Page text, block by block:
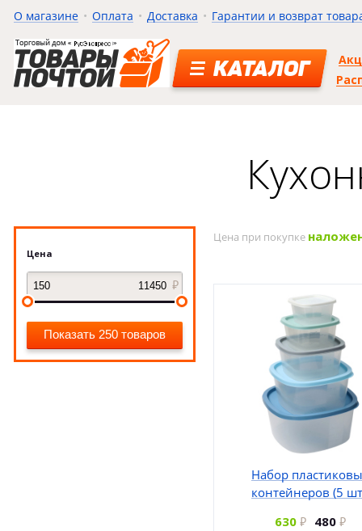
О магазине Оплата Доставка Гарантии и возврат
КАТАЛОГ
Цена
Показать 250 товаров
Цена при покупке
Набор
контейнеров (5
630
480